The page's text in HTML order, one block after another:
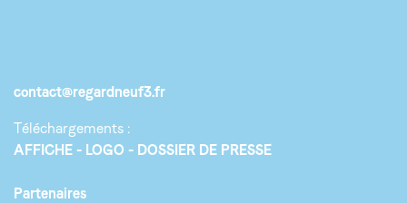
contact@regardneuf3.fr
Téléchargements :
AFFICHE
LOGO DOSSIER DE PRESSE
Partenaires